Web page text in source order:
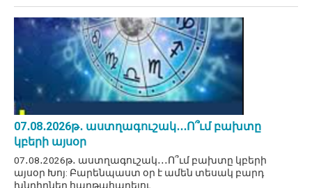
07․08․2026թ․ աստղագուշակ․․․Ո՞ւմ բախտը
կբերի այսօր
07․08․2026թ․ աստղագուշակ․․․Ո՞ւմ բախտը կբերի
այսօր Խոյ: Բարենպաստ օր է ամեն տեսակ բարդ
խնդիրներ հաղթահարելու